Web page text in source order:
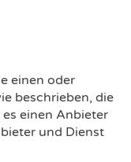
einen oder
beschrieben, die
einen Anbieter
und Dienst